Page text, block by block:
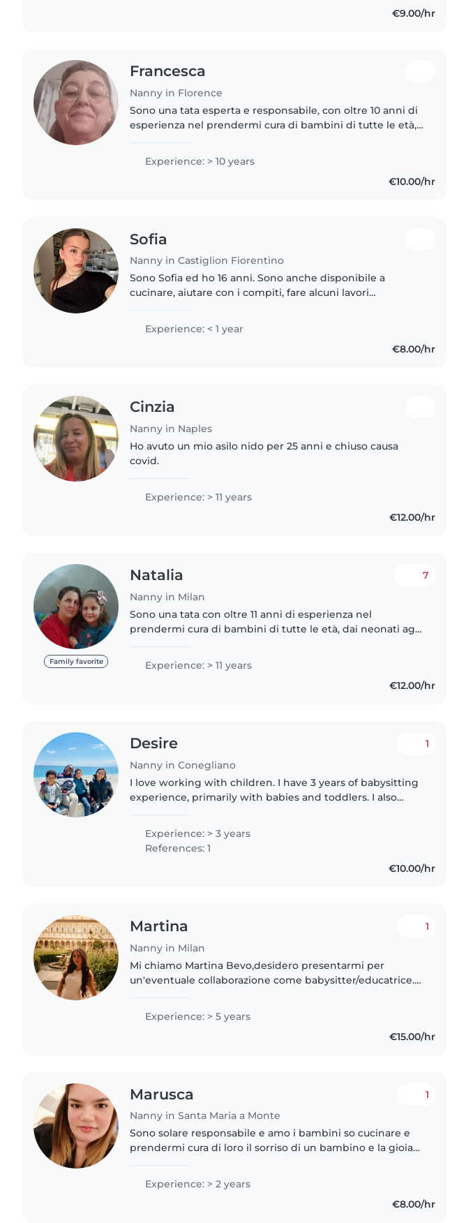
€9.00/hr
Francesca
Nanny in Florence
Sono una tata esperta e responsabile, con oltre 10 anni di
esperienza nel prendermi cura di bambini di tutte le età,
Experience: > 10 years
€10.00/hr
Sofia
Nanny in Castiglion Fiorentino
Sono Sofia ed ho 16 anni. Sono anche disponibile a
cucinare, aiutare con i compiti, fare alcuni lavori
sapere di più su di me,..
Experience: < 1 year
€8.00/hr
Cinzia
Nanny in Naples
Ho avuto un mio asilo nido per 25 anni e chiuso causa
covid.
Experience: > 11 years
€12.00/hr
Family favorite
Natalia
Nanny in Milan
7
Sono una tata con oltre 11 anni di esperienza nel
prendermi cura di bambini di tutte le età, dai neonati agli
amichevole, in..
Experience: > 11 years
€12.00/hr
Desire
Nanny in Conegliano
1
I love working with children. I have 3 years of babysitting
experience, primarily with babies and toddlers. I also
looking forward..
Experience: > 3 years
References: 1
€10.00/hr
Martina
Nanny in Milan
1
Mi chiamo Martina Bevo,desidero presentarmi per
un'eventuale collaborazione come babysitter/educatrice.
Experience: > 5 years
€15.00/hr
Marusca
Nanny in Santa Maria a Monte
1
Sono solare responsabile e amo i bambini so cucinare e
prendermi cura di loro il sorriso di un bambino e la gioia
anni con..
Experience: > 2 years
€8.00/hr